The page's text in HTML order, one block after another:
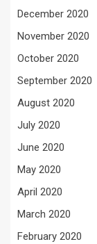
December 2020
November 2020
October 2020
September 2020
August 2020
July 2020
June 2020
May 2020
April 2020
March 2020
February 2020